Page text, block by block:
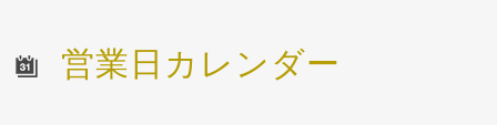
営業日カレンダー